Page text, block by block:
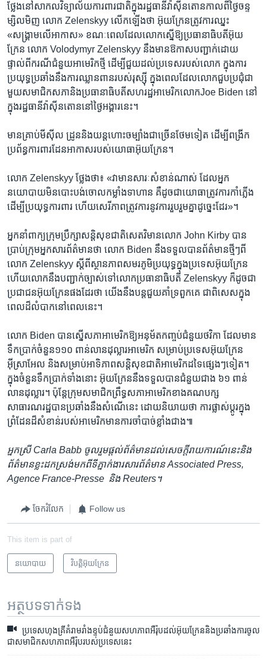
ថ្លែង​នៅ​សាកល​វិទ្យាល័យ​ការពារជាតិ​ក្នុង​រដ្ឋធានី​វ៉ាស៊ីនតោន​កាល​ពី​ថ្ងៃ​ចន្ទ​
ម្សិលមិញ​ ​លោក Zelenskyy លើក​ឡើង​ថា​ ​អ៊ុយក្រែន​ត្រូវការ​ឈ្នះ​
«សង្គ្រាមលើ​អាកាស​» ខណៈពេលដែល​លោកស្នើ​ឱ្យ​ប្រធានាធិបតី​អ៊ុយ
ក្រែន​ លោក Volodymyr Zelenskyy នឹង​មាន​ឱកាស​បញ្ជាក់​ដោយ​
ផ្ទាល់ពី​ករណី​ជំនួយ​អាមេរិក​ថ្មី ដើម្បី​ជួយ​ដល់​ប្រទេស​របស់​លោក​ ក្នុង​ការ​
ប្រយុទ្ធប្រឆាំង​នឹង​ការ​ឈ្លានពាន​របស់​រុស្ស៊ី​ ​ក្នុង​ពេល​ដែល​លោកជួប​ប្រជុំ​ជា​
មួយសមាជិក​សភា​និង​ប្រធានាធិបតីសហរដ្ឋអាមេរិក​លោក​Joe Biden នៅ​
ក្នុង​រដ្ឋធានី​វ៉ាស៊ីនតោននៅ​ថ្ងៃ​អង្គារ​នេះ។ ​ ​
មាន​គ្រាប់​មីស៊ីល​ ដ្រូន​និង​យន្តហោះចម្បាំង​ជា​ច្រើន​ថែម​ទៀត​ ដើម្បី​ពង្រីក​
ប្រព័ន្ធការពារ​ដែន​អាកាសរបស់​យោធាអ៊ុយក្រែន​។
លោក​ Zelenskyy​ ថ្លែង​ថា៖​ «វា​មាន​សារៈ​សំខាន់​ណាស់ ដែល​អ្នក​
នយោបាយ​មិនបោះបង់​ចោល​កម្លាំង​ទាហាន​ គឺ​ដូចជា​យោធា​ត្រូវ​ការ​កាំភ្លើង​
ដើម្បី​ប្រយុទ្ធ​ការពារ​ ​ហើយ​សេរីភាពត្រូវ​ការនូវ​ការ​រួប​រួម​គ្នា​ដូច្នេះ​ដែរ»។ ​
អ្នក​នាំពាក្យ​ក្រុមប្រឹក្សា​សន្តិសុខ​ជាតិ​សេតវិមាន​លោក​ John Kirby ​បាន​
ប្រាប់ក្រុម​អ្នកសារព័ត៌មាន​ថា​ លោក​ Biden នឹង​ទទួល​បានព័ត៌មាន​ថ្មីៗ​ពី​
លោក​ Zelenskyy​ ស្តី​ពី​ស្ថានភាព​សមរភូមិ​ប្រយុទ្ធក្នុង​ប្រទេស​អ៊ុយក្រែន​ ​
ហើយ​លោក​នឹង​បញ្ជាក់​ច្បាស់​ទៅ​លោក​ប្រធានាធិបតី Zelenskyy​ ​ក៏​ដូច​ជា​
ប្រជាជន​អ៊ុយក្រែន​ផង​ដែរ​ថា​ យើងនឹងបន្តជួយ​គាំទ្រ​ពួក​គេ​ ជា​ពិសេស​ក្នុង​
ពេលដ៏​លំបាក​នៅ​ពេល​នេះ។
លោក ​Biden បាន​ស្នើ​សភា​អាមេរិក​ឱ្យ​អនុម័ត​កញ្ចប់​ជំនួយ​ថវិកា ដែល​មាន​
ទឹក​ប្រាក់​ចំនួន​១១០​ ពាន់​លាន​ដុល្លារ​អាមេរិក​ ​សម្រាប់​ប្រទេស​អ៊ុយក្រែន​ ​
អ៊ីស្រាអែល​ និង​សម្រាប់អាទិភាព​សន្តិសុខ​ជាតិ​អាមេរិក​ដទៃ​ផ្សេងៗ​ទៀត​។
ក្នុង​ចំនួន​ទឹក​ប្រាក់​ទាំង​នោះ​ អ៊ុយ​ក្រែន​នឹង​ទទួល​បាន​ជំនួយជាង​ ៦១ ​ពាន់​
លាន​ដុល្លារ​។ ប៉ុន្តែ​ក្រុម​សមាជិក​ព្រឹទ្ធសភា​អាមេរិក​ខាង​គណបក្ស​
សាធារណរដ្ឋបានប្រឆាំង​នឹង​សំណើ​នេះ ដោយ​និយាយ​ថា​ ការ​ផ្លាស់​ប្តូរ​ក្នុង​
ព្រំដែន​ដ៏​សំខាន់​របស់​អាមេរិក​មាន​ការ​ចាំបាច់ខ្លាំង​ជាង​៕​
អ្នកស្រី​ Carla Babb ចូលរួម​ផ្តល់​ព័ត៌មាន​ដល់​សេចក្តី​រាយការណ៍​នេះ​និង​
ព័ត៌មាន​ខ្លះ​ដក​ស្រង់​មក​ពី​ទីភ្នាក់ងារ​សារព័ត៌មាន​ Associated Press,
Agence France-Presse និង​ Reuters។
ចែករំលែក Follow us
This item is part of
នយោបាយ វិបត្តិអ៊ុយក្រែន
អត្ថបទ​ទាក់ទង
ប្រទេសហុងគ្រី​គំរាម​​​រាំងខ្ទប់​​ជំនួយ​​សហភាព​អឺរ៉ុប​ដល់​អ៊ុយក្រែន​និង​ប្រឆាំង​ការ​​ចូល​
ជា​សមាជិក​សហភាព​អឺរ៉ុប​​របស់​ប្រទេស​នេះ